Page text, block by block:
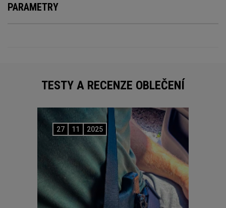
PARAMETRY
TESTY A RECENZE OBLEČENÍ
27 11 2025